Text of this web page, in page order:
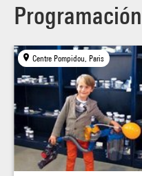
blanc à la couleur, les
« cabinet d’art
graphique ».
Pour les enfants seuls en
En famille le week end
Centre Pompidou, Paris